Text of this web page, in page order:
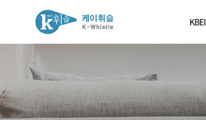
KBEI